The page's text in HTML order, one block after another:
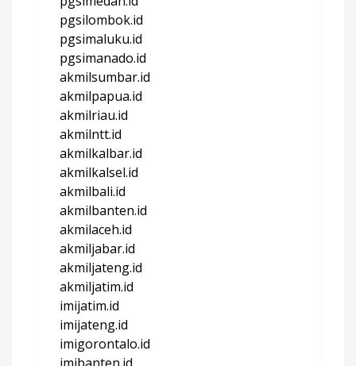
pgsilombok.id
pgsimaluku.id
pgsimanado.id
akmilsumbar.id
akmilpapua.id
akmilriau.id
akmilntt.id
akmilkalbar.id
akmilkalsel.id
akmilbali.id
akmilbanten.id
akmilaceh.id
akmiljabar.id
akmiljateng.id
akmiljatim.id
imijatim.id
imijateng.id
imigorontalo.id